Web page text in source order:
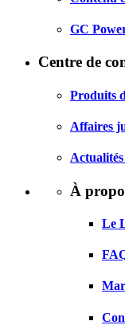
GC
Centre de
Produits
Affaires
À
Le